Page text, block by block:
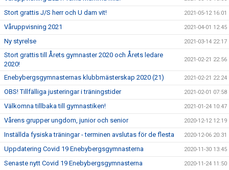
Stort grattis J/S herr och U dam vit! 2021-05-12 16:01
Våruppvisning 2021 2021-04-01 12:45
Ny styrelse 2021-03-14 22:17
Stort grattis till Årets gymnaster 2020 och Årets ledare
2020!
2021-02-21 22:56
Enebybergsgymnasternas klubbmästerskap 2020 (21) 2021-02-21 22:24
OBS! Tillfälliga justeringar i träningstider 2021-02-01 07:58
Välkomna tillbaka till gymnastiken! 2021-01-24 10:47
Vårens grupper ungdom, junior och senior 2020-12-12 12:19
Inställda fysiska träningar - terminen avslutas för de flesta 2020-12-06 20:31
Uppdatering Covid 19 Enebybergsgymnasterna 2020-11-30 13:45
Senaste nytt Covid 19 Enebybergsgymnasterna 2020-11-24 11:50